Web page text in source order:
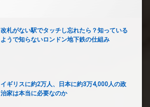
改札がない駅でタッチし忘れたら？知っている
ようで知らないロンドン地下鉄の仕組み
イギリスに約2万人、日本に約3万4,000人の政
治家は本当に必要なのか